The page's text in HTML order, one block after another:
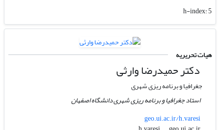
h-index:5
هیات تحریریه
دکتر حمیدرضا وارثی
جغرافیا و برنامه ریزی شهری
استاد جغرافیا و برنامه ریزی شهری دانشگاه اصفهان
geo.ui.ac.ir/h.varesi